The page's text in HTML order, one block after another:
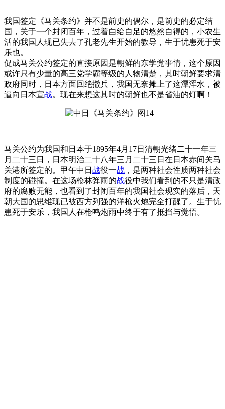
我国签定《马关条约》并不是前史的偶尔，是前史的必定结
国，关于一个封闭百年，过着自给自足的悠然自得的，小农生
活的我国人现已失去了孔老先生开始的教导，生于忧患死于安
乐也。
促成马关公约签定的直接原因是朝鲜的东学党事情，这个原因
或许只有少量的高三党学霸等级的人物清楚，其时朝鲜要求清
政府同时，日本方面回绝撤兵，我国无奈摊上了这潭浑水，被
逼向日本宣战。现在来想这其时的朝鲜也不是省油的灯啊！
马关公约为我国和日本于1895年4月17日清朝光绪二十一年三
月二十三日，日本明治二十八年三月二十三日在日本赤间关马
关港所签定的。甲午中日 战役一战 ，是两种社会性质两种社会
制度的碰撞。在这场枪林弹雨的战役中我们看到的不只是清政
府的腐败无能，也看到了封闭百年的我国社会现实的落后，天
朝大国的思维现已被西方列强的洋枪火炮完全打醒了。生于忧
患死于安乐，我国人在枪鸣炮雨中终于有了抵挡与觉悟。